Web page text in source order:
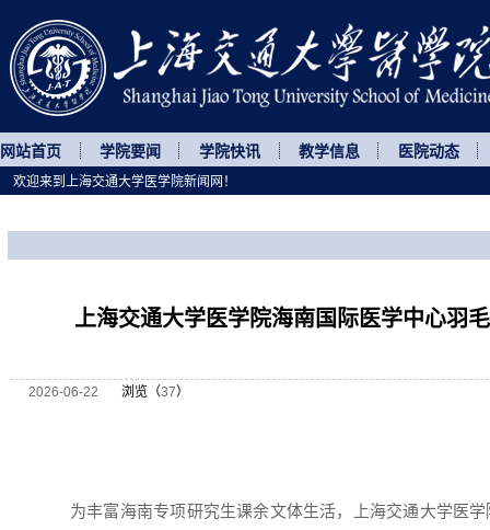
网站首页 学院要闻 学院快讯 教学信息 医院动态
上海交通大学医学院海南国际医学中心羽
2026-06-22 浏览（37）
为丰富海南专项研究生课余文体生活，上海交通大学医
欢迎来到上海交通大学医学院新闻网！